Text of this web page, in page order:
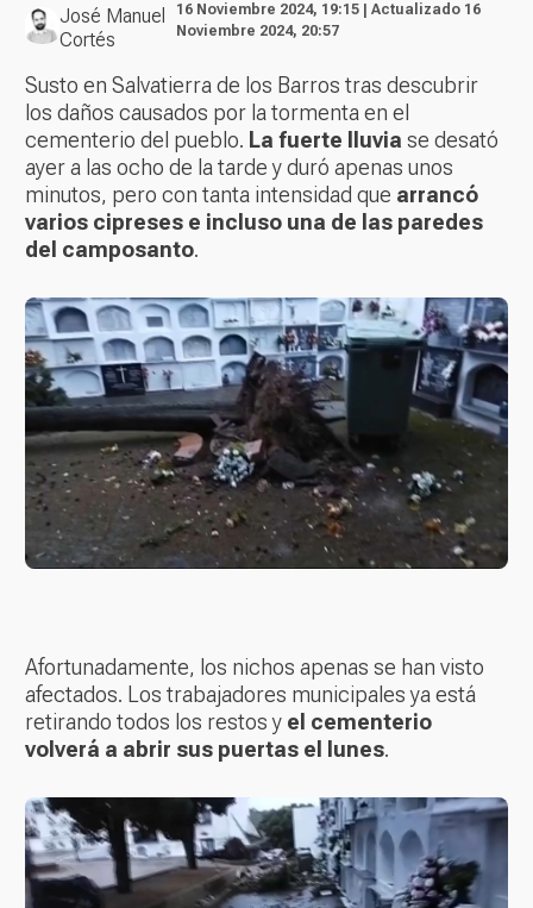
José Manuel
Cortés
16 Noviembre 2024, 19:15 | Actualizado 16
Noviembre 2024, 20:57
Susto en Salvatierra de los Barros tras descubrir
los daños causados por la tormenta en el
cementerio del pueblo. La fuerte lluvia se desató
ayer a las ocho de la tarde y duró apenas unos
minutos, pero con tanta intensidad que arrancó
varios cipreses e incluso una de las paredes
del camposanto.
Afortunadamente, los nichos apenas se han visto
afectados. Los trabajadores municipales ya está
retirando todos los restos y el cementerio
volverá a abrir sus puertas el lunes.